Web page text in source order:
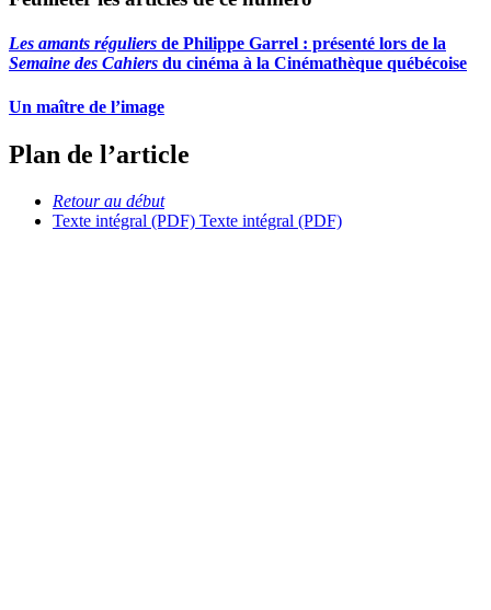
Les amants réguliers de Philippe Garrel : présenté lors de la
Semaine des Cahiers du cinéma à la Cinémathèque québécoise
Un maître de l’image
Plan de l’article
Retour au début
Texte intégral (PDF) Texte intégral (PDF)